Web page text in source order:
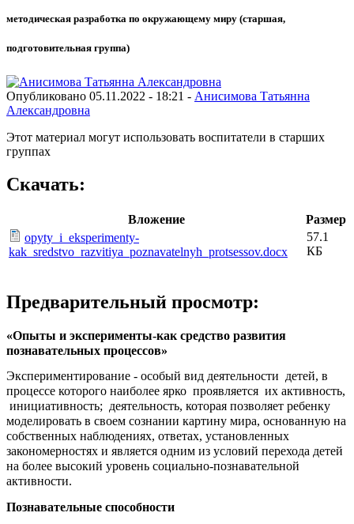
методическая разработка по окружающему миру (старшая,
подготовительная группа)
Опубликовано 05.11.2022 - 18:21 - Анисимова Татьянна
Александровна
Этот материал могут использовать воспитатели в старших
группах
Скачать:
Вложение
Размер
opyty_i_eksperimenty-
kak_sredstvo_razvitiya_poznavatelnyh_protsessov.docx
57.1
КБ
Предварительный просмотр:
«Опыты и эксперименты-как средство развития
познавательных процессов»
Экспериментирование - особый вид деятельности детей, в
процессе которого наиболее ярко проявляется их активность,
инициативность; деятельность, которая позволяет ребенку
моделировать в своем сознании картину мира, основанную на
собственных наблюдениях, ответах, установленных
закономерностях и является одним из условий перехода детей
на более высокий уровень социально-познавательной
активности.
Познавательные способности